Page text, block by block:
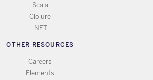
Scala
Clojure
.NET
OTHER RESOURCES
Careers
Elements